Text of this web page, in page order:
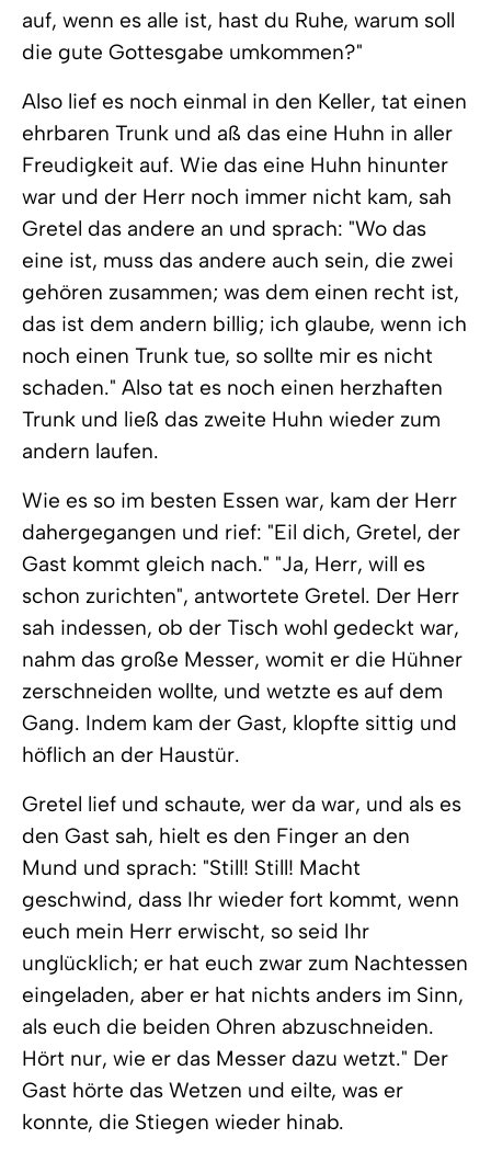
auf, wenn es alle ist, hast du Ruhe, warum soll
die gute Gottesgabe umkommen?"
Also lief es noch einmal in den Keller, tat einen
ehrbaren Trunk und aß das eine Huhn in aller
Freudigkeit auf. Wie das eine Huhn hinunter
war und der Herr noch immer nicht kam, sah
Gretel das andere an und sprach: "Wo das
eine ist, muss das andere auch sein, die zwei
gehören zusammen; was dem einen recht ist,
das ist dem andern billig; ich glaube, wenn ich
noch einen Trunk tue, so sollte mir es nicht
schaden." Also tat es noch einen herzhaften
Trunk und ließ das zweite Huhn wieder zum
andern laufen.
Wie es so im besten Essen war, kam der Herr
dahergegangen und rief: "Eil dich, Gretel, der
Gast kommt gleich nach." "Ja, Herr, will es
schon zurichten", antwortete Gretel. Der Herr
sah indessen, ob der Tisch wohl gedeckt war,
nahm das große Messer, womit er die Hühner
zerschneiden wollte, und wetzte es auf dem
Gang. Indem kam der Gast, klopfte sittig und
höflich an der Haustür.
Gretel lief und schaute, wer da war, und als es
den Gast sah, hielt es den Finger an den
Mund und sprach: "Still! Still! Macht
geschwind, dass Ihr wieder fort kommt, wenn
euch mein Herr erwischt, so seid Ihr
unglücklich; er hat euch zwar zum Nachtessen
eingeladen, aber er hat nichts anders im Sinn,
als euch die beiden Ohren abzuschneiden.
Hört nur, wie er das Messer dazu wetzt." Der
Gast hörte das Wetzen und eilte, was er
konnte, die Stiegen wieder hinab.